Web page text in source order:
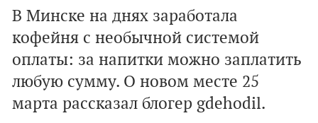
В Минске на днях заработала
кофейня с необычной системой
оплаты: за напитки можно заплатить
любую сумму. О новом месте 25
марта рассказал блогер gdehodil.